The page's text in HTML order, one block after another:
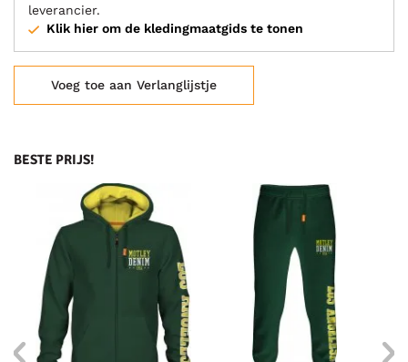
leverancier.
Klik hier om de kledingmaatgids te tonen
Voeg toe aan Verlanglijstje
BESTE PRIJS!